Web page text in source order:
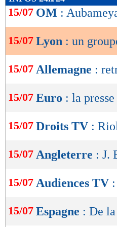
de
OK
15/07 OM :
15/07 Lyon : un
15/07 Allemagne :
15/07 Euro : la
15/07 Droits TV :
15/07 Angleterre : J.
15/07 Audiences TV
15/07 Espagne : De